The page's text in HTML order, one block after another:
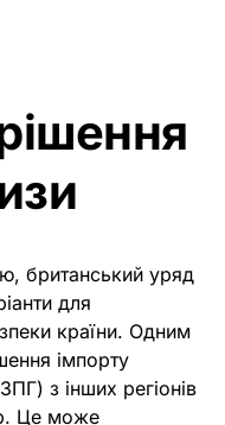
британський уряд
для
країни. Одним
імпорту
з інших регіонів
Це може